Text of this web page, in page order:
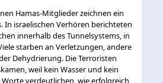
Hamas-Mitglieder zeichnen ein
In israelischen Verhören berichteten
innerhalb des Tunnelsystems, in
starben an Verletzungen, andere
Dehydrierung. Die Terroristen
weil kein Wasser und kein
Worte verdeutlichen, wie erfolgreich